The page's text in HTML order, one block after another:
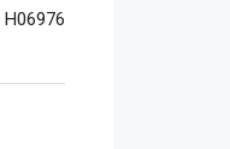
H06976